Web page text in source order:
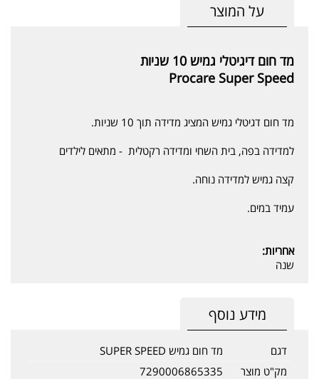
על המוצר
מד חום דיגיטלי גמיש 10 שניות
Procare Super Speed
מד חום דגיטלי גמיש המציג מדידה תוך 10 שניות.
למדידה בפה, בית השחי ומדידה רקטלית - מתאים לילדים
קצה גמיש למדידה נוחה.
עמיד במים.
אחריות:
שנה
מידע נוסף
דגם
מד חום גמיש SUPER SPEED
מק"ט מוצר
7290006865335